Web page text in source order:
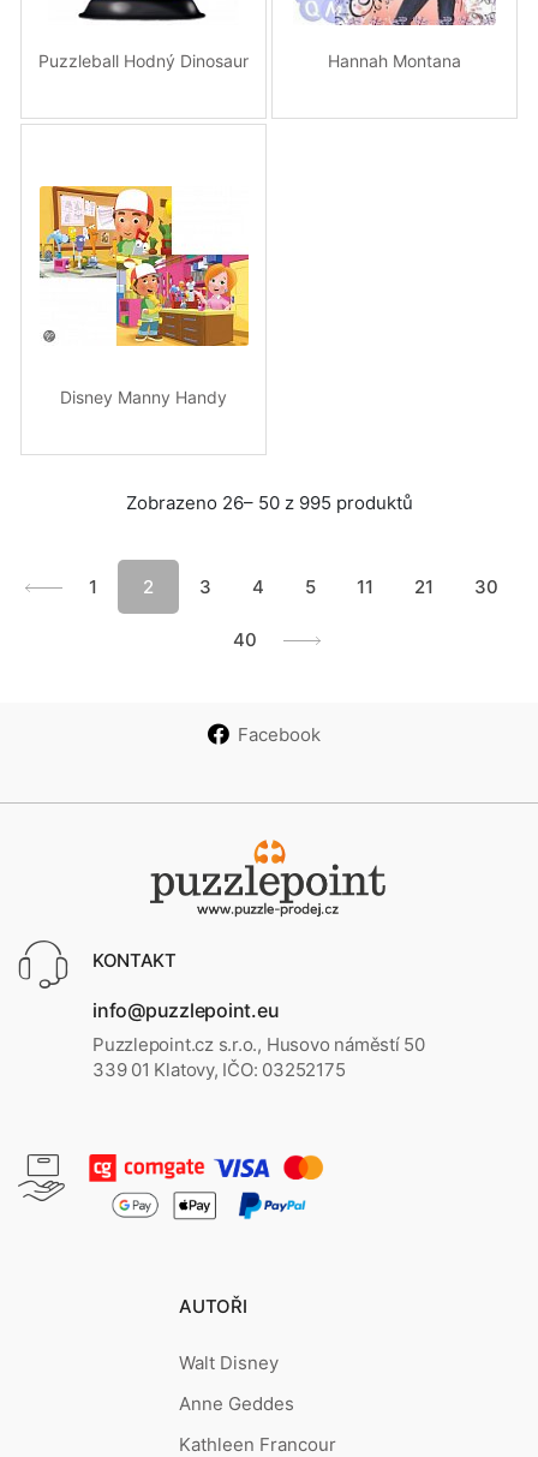
Puzzleball Hodný Dinosaur Hannah Montana
Disney Manny Handy
Zobrazeno 26– 50 z 995 produktů
1 2 3 4 5 11 21 30
40
Facebook
KONTAKT
info@puzzlepoint.eu
Puzzlepoint.cz s.r.o., Husovo náměstí 50
339 01 Klatovy, IČO: 03252175
AUTOŘI
Walt Disney
Anne Geddes
Kathleen Francour